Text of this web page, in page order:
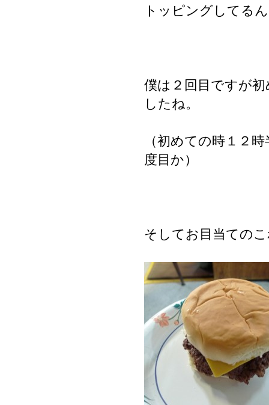
トッピングしてる
僕は２回目ですが
したね。
（初めての時１２
度目か）
そしてお目当ての